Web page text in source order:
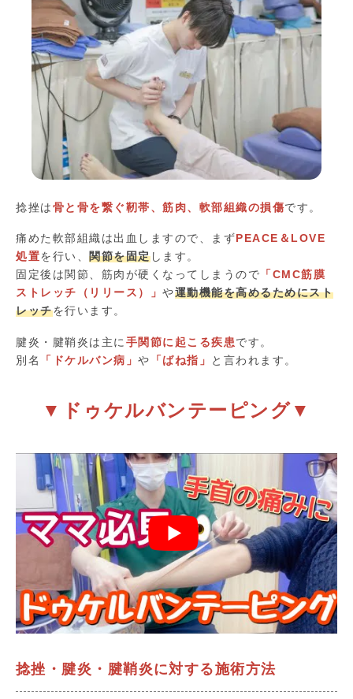
捻挫は骨と骨を繋ぐ靭帯、筋肉、軟部組織の損傷です。
痛めた軟部組織は出血しますので、まずPEACE＆LOVE
処置を行い、 関節を固定します。
固定後は関節、筋肉が硬くなってしまうので 「CMC筋膜
ストレッチ（リリース）」 や運動機能を高めるためにスト
レッチを行います。
腱炎・腱鞘炎は主に 手関節に起こる疾患です。
別名
「ドケルバン病」 や 「ばね指」 と言われます。
▼ドゥケルバンテーピング▼
捻挫・腱炎・腱鞘炎に対する施術方法